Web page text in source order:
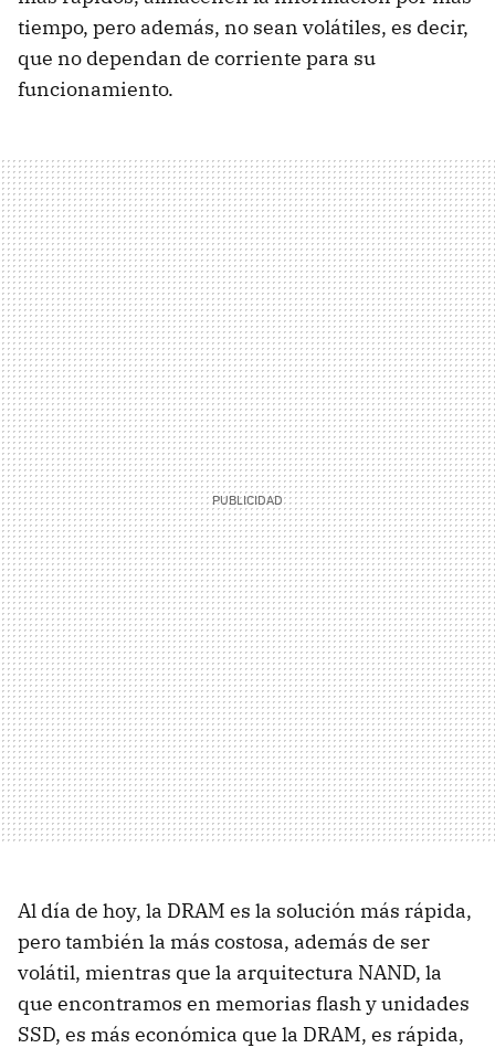
tiempo, pero además, no sean volátiles, es decir,
que no dependan de corriente para su
funcionamiento.
Al día de hoy, la DRAM es la solución más rápida,
pero también la más costosa, además de ser
volátil, mientras que la arquitectura NAND, la
que encontramos en memorias flash y unidades
SSD, es más económica que la DRAM, es rápida,